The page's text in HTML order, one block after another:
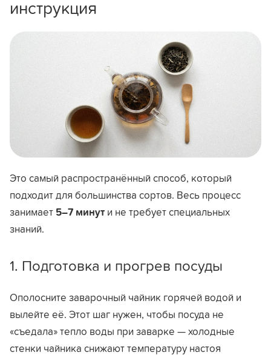
инструкция
Это самый распространённый способ, который
подходит для большинства сортов. Весь процесс
занимает 5–7 минут и не требует специальных
знаний.
1. Подготовка и прогрев посуды
Ополосните заварочный чайник горячей водой и
вылейте её. Этот шаг нужен, чтобы посуда не
«съедала» тепло воды при заварке — холодные
стенки чайника снижают температуру настоя